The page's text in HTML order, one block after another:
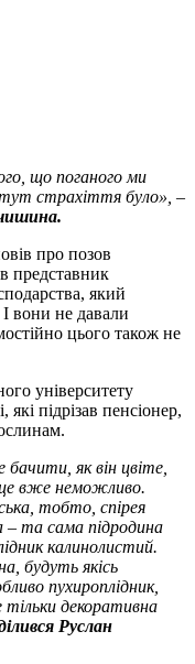
що поганого ми
тут страхіття було», –
про позов
представник
який
І вони не давали
цього також не
університету
підрізав пенсіонер,
як він цвіте,
вже неможливо.
тобто, спірея
– та сама підродина
калинолистий.
будуть якісь
пухироплідник,
декоративна
Руслан